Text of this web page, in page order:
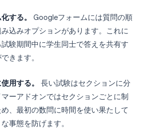
する。
Googleフォームには質問の順
込みオプションがあります。これに
験期間中に学生同士で答えを共有す
きます。
用する。
長い試験はセクションに分
ーアドオンではセクションごとに制
、最初の数問に時間を使い果たして
事態を防げます。